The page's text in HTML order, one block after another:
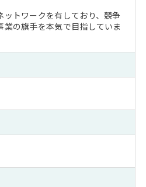
トワークを有しており、競争
の旗手を本気で目指していま